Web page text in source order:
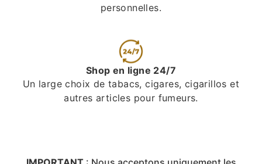
personnelles.
Shop en ligne 24/7
Un large choix de tabacs, cigares, cigarillos et
autres articles pour fumeurs.